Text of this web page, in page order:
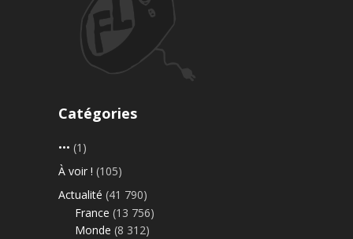
Catégories
••• (1)
À voir ! (105)
Actualité (41 790)
France (13 756)
Monde (8 312)